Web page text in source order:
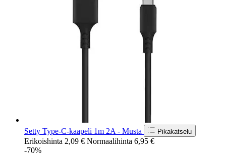
Setty Type-C-kaapeli 1m 2A - Musta Pikakatselu
Erikoishinta 2,09 € Normaalihinta 6,95 €
-70%